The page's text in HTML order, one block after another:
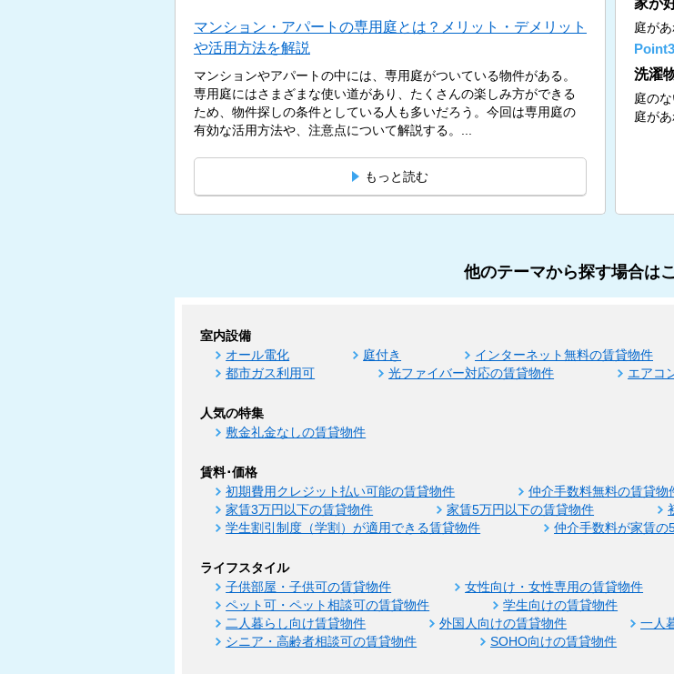
マンション・アパートの専用庭とは？メリット・デメリット
や活用方法を解説
マンションやアパートの中には、専用庭がついている物件がある。
専用庭にはさまざまな使い道があり、たくさんの楽しみ方ができる
ため、物件探しの条件としている人も多いだろう。今回は専用庭の
有効な活用方法や、注意点について解説する。...
もっと読む
家が
庭が
Point3
洗濯
庭の
庭が
他のテーマから探す場合は
室内設備
オール電化 庭付き インターネット無料の賃貸物件
都市ガス利用可
光ファイバー対応の賃貸物件 エアコ
人気の特集
敷金礼金なしの賃貸物件
賃料･価格
初期費用クレジット払い可能の賃貸物件 仲介手数料無料の賃貸物
家賃3万円以下の賃貸物件
家賃5万円以下の賃貸物件
学生割引制度（学割）が適用できる賃貸物件
仲介手数料が家賃の
ライフスタイル
子供部屋・子供可の賃貸物件 女性向け・女性専用の賃貸物件
ペット可・ペット相談可の賃貸物件
学生向けの賃貸物件
二人暮らし向け賃貸物件
外国人向けの賃貸物件
一人
シニア・高齢者相談可の賃貸物件
SOHO向けの賃貸物件